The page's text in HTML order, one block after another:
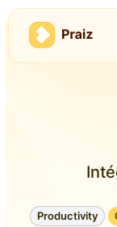
Productivity